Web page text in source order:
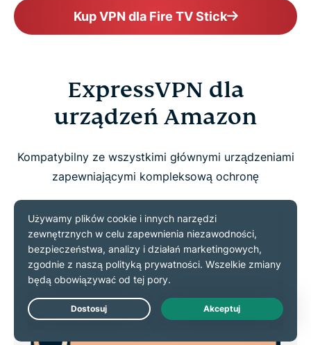
Kup VPN dla Fire TV Stick
ExpressVPN dla
urządzeń Amazon
Kompatybilny ze wszystkimi głównymi urządzeniami
zapewniającymi kompleksową ochronę
Live Chat